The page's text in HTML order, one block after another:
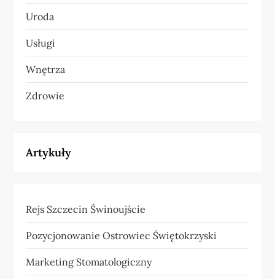
Uroda
Usługi
Wnętrza
Zdrowie
Artykuły
Rejs Szczecin Świnoujście
Pozycjonowanie Ostrowiec Świętokrzyski
Marketing Stomatologiczny